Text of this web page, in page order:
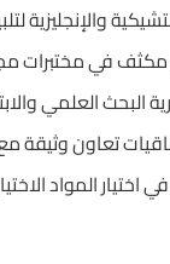
في مختبرات
العلمي
تعاون وثيقة
في اختيار المواد